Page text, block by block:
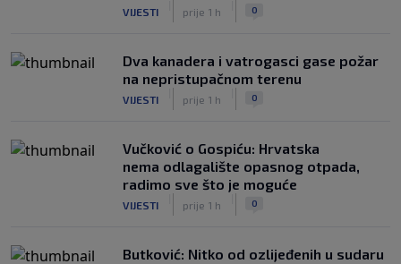
VIJESTI prije 1 h 0
Dva kanadera i vatrogasci gase požar
na nepristupačnom terenu
VIJESTI prije 1 h 0
Vučković o Gospiću: Hrvatska
nema odlagalište opasnog otpada,
radimo sve što je moguće
VIJESTI prije 1 h 0
Butković: Nitko od ozlijeđenih u sudaru